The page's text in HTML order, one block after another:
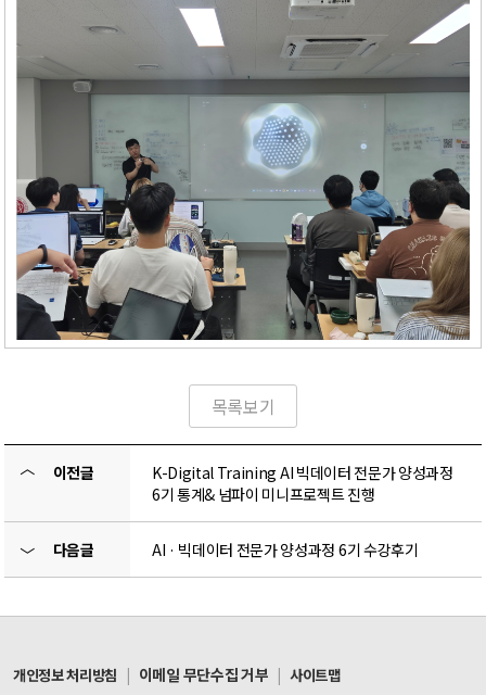
목록보기
〈 이전글
K-Digital Training AI 빅데이터 전문가 양성과정
6기 통계& 넘파이 미니프로젝트 진행
〉 다음글 AI · 빅데이터 전문가 양성과정 6기 수강후기
개인정보 처리방침 | 이메일 무단수집 거부 | 사이트맵